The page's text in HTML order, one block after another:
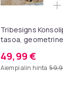
adapteri,
Tribesigns
tasoa,
cm, eteispöytä,
sohvapöytä
49,99 €
Aiempi alin hinta